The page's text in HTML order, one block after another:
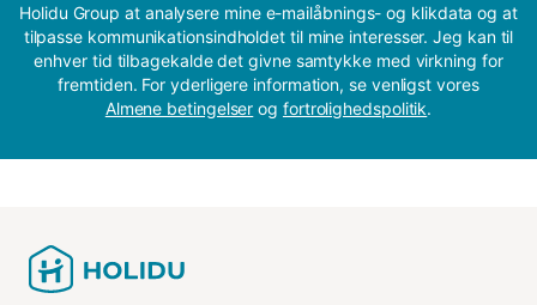
Holidu Group at analysere mine e-mailåbnings- og klikdata og at
tilpasse kommunikationsindholdet til mine interesser. Jeg kan til
enhver tid tilbagekalde det givne samtykke med virkning for
fremtiden. For yderligere information, se venligst vores
Almene betingelser og fortrolighedspolitik.